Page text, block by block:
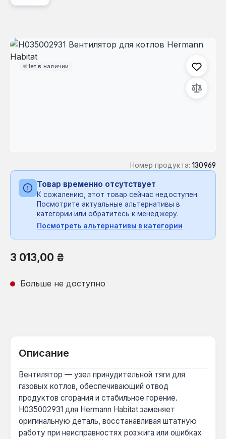
Нет в наличии
Пропустить галерею изображений
Номер продукта: 130969
Товар временно отсутствует
К сожалению, этот товар сейчас недоступен.
Посмотрите актуальные альтернативы в
категории или обратитесь к менеджеру.
Посмотреть альтернативы в категории
Обычная цена:
3 013,00 ₴
Больше не доступно
Описание
Вентилятор — узел принудительной тяги для
газовых котлов, обеспечивающий отвод
продуктов сгорания и стабильное горение.
H035002931 для Hermann Habitat заменяет
оригинальную деталь, восстанавливая штатную
работу при неисправностях розжига или ошибках